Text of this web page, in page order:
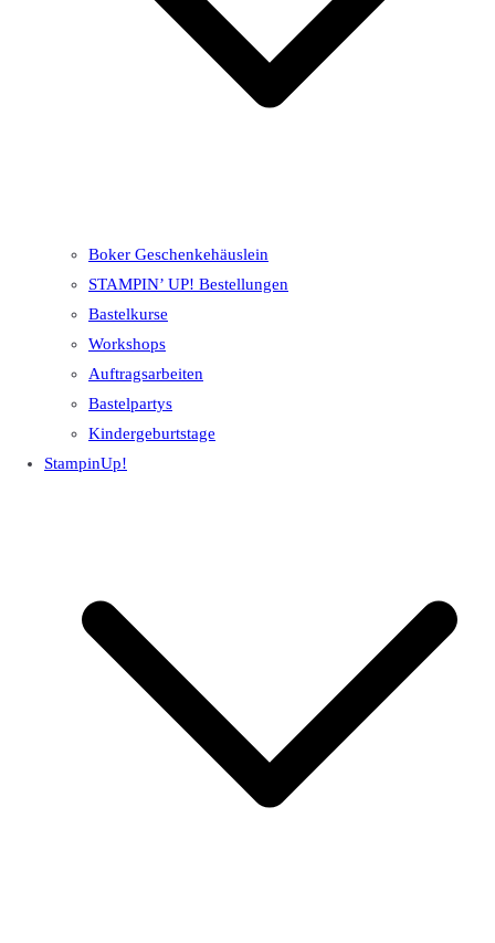
Boker Geschenkehäuslein
STAMPIN’ UP! Bestellungen
Bastelkurse
Workshops
Auftragsarbeiten
Bastelpartys
Kindergeburtstage
StampinUp!